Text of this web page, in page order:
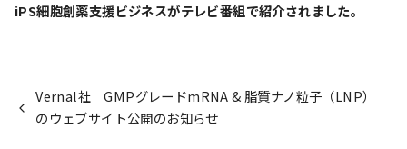
iPS細胞創薬支援ビジネスがテレビ番組で紹介されました。
Vernal社 GMPグレードmRNA & 脂質ナノ粒子（LNP）
のウェブサイト公開のお知らせ